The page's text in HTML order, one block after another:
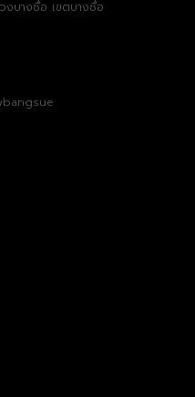
งบางซื่อ เขตบางซื่อ